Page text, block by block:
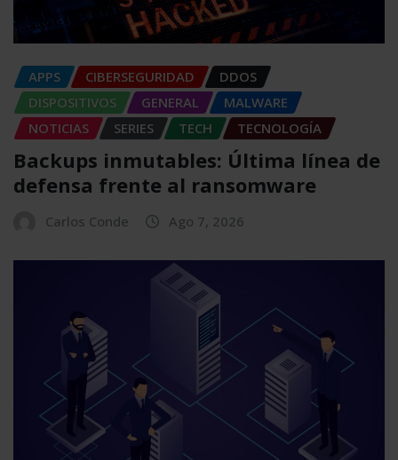
APPS CIBERSEGURIDAD
DDOS
DISPOSITIVOS
GENERAL
MALWARE
NOTICIAS
SERIES TECH TECNOLOGÍA
Backups inmutables: Última línea de
defensa frente al ransomware
Carlos Conde Ago 7, 2026